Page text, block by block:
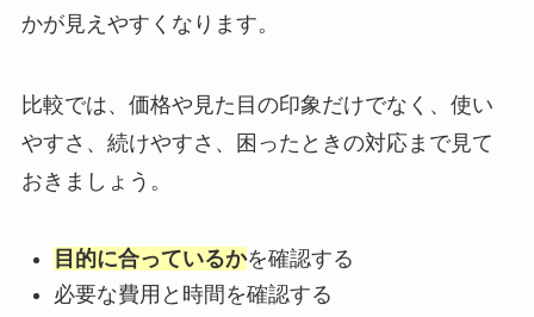
かが見えやすくなります。
比較では、価格や見た目の印象だけでなく、使い
やすさ、続けやすさ、困ったときの対応まで見て
おきましょう。
目的に合っているかを確認する
必要な費用と時間を確認する